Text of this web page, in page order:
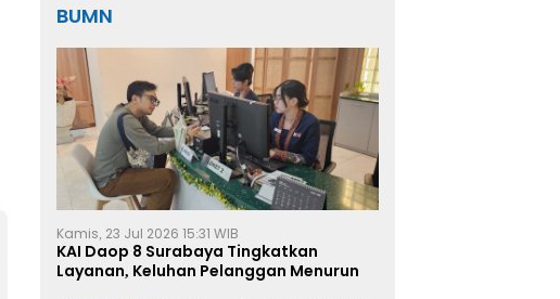
BUMN
Kamis, 23 Jul 2026 15:31 WIB
KAI Daop 8 Surabaya Tingkatkan
Layanan, Keluhan Pelanggan Menurun